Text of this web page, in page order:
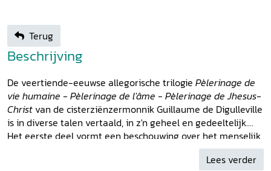
Terug
Beschrijving
De veertiende-eeuwse allegorische trilogie Pèlerinage de
vie humaine - Pèlerinage de l'âme - Pèlerinage de Jhesus-
Christ van de cisterziënzermonnik Guillaume de Digulleville
is in diverse talen vertaald, in z'n geheel en gedeeltelijk.
Het eerste deel vormt een beschouwing over het menselijk
leven als pelgrimsreis naar het hemels Jeruzalem. Op zijn
weg wordt de mens verlokt en aangevallen door diverse
Lees verder